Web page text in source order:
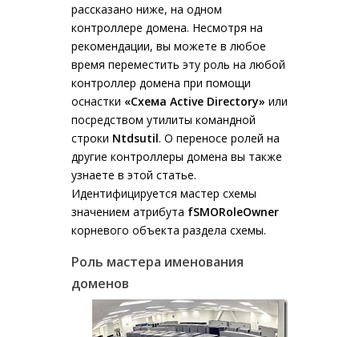
рассказано ниже, на одном
контроллере домена. Несмотря на
рекомендации, вы можете в любое
время переместить эту роль на любой
контроллер домена при помощи
оснастки «Схема Active Directory» или
посредством утилиты командной
строки Ntdsutil. О переносе ролей на
другие контроллеры домена вы также
узнаете в этой статье.
Идентифицируется мастер схемы
значением атрибута fSMORoleOwner
корневого объекта раздела схемы.
Роль мастера именования
доменов